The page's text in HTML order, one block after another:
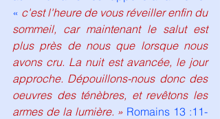
« c'est l'heure de vous réveiller enfin du
sommeil, car maintenant le salut est
plus près de nous que lorsque nous
avons cru. La nuit est avancée, le jour
approche. Dépouillons-nous donc des
oeuvres des ténèbres, et revêtons les
armes de la lumière. » Romains 13 :11-